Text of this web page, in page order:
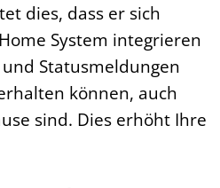
dies, dass er sich
System integrieren
Statusmeldungen
können, auch
sind. Dies erhöht Ihre